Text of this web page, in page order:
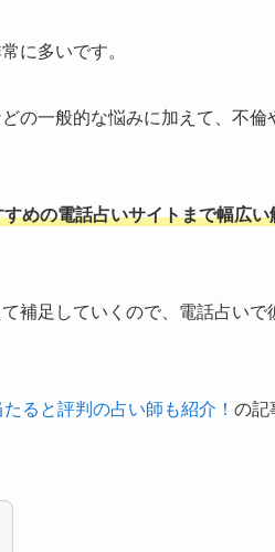
に多いです。
の一般的な悩みに加えて、不倫
めの電話占いサイトまで幅広い
補足していくので、電話占いで
ると評判の占い師も紹介！ の記